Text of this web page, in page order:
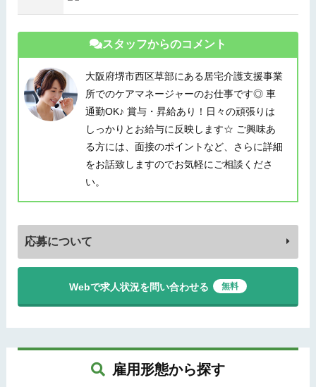
スタッフからのコメント
大阪府堺市西区草部にある居宅介護支援事業
所でのケアマネージャーのお仕事です◎ 車
通勤OK♪ 賞与・昇給あり！日々の頑張りは
しっかりとお給与に反映します☆ ご興味あ
る方には、面接のポイントなど、さらに詳細
をお話致しますのでお気軽にご相談くださ
い。
応募について
Webで求人状況を問い合わせる 無料
雇用形態から探す